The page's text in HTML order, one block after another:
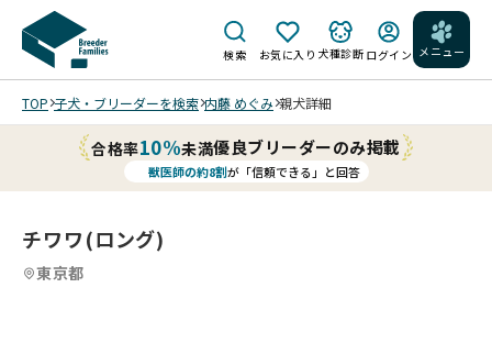
検索 お気に入り 犬種診断 ログイン メニュー
TOP 子犬・ブリーダーを検索 内藤 めぐみ 親犬詳細
合格率10%未満優良ブリーダーのみ掲載
獣医師の約8割が「信頼できる」と回答
チワワ(ロング)
東京都